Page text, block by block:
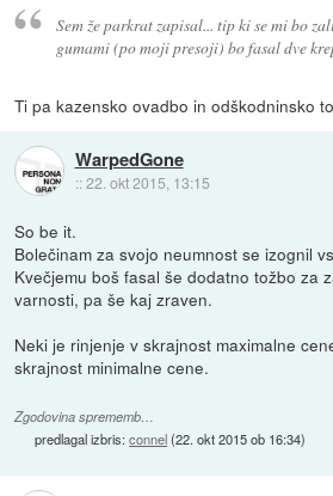
Sem že parkrat zapisal... tip ki se mi bo
gumami (po moji presoji) bo fasal dve
Ti pa kazensko ovadbo in odškodninsko
WarpedGone
::22. okt 2015, 13:15
So be it.
Bolečinam za svojo neumnost se izognil
Kvečjemu boš fasal še dodatno tožbo za
varnosti, pa še kaj zraven.
Neki je rinjenje v skrajnost maximalne
skrajnost minimalne cene.
Zgodovina sprememb…
predlagal izbris:connel(22. okt 2015 ob 16:34)